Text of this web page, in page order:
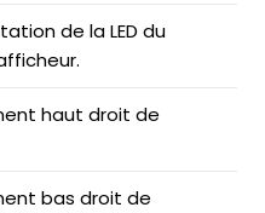
de la LED du
haut droit de
bas droit de